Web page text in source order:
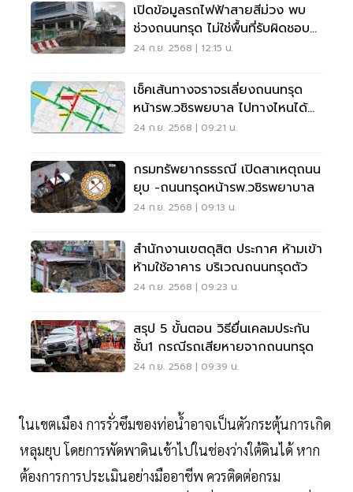
เปิดข้อมูลรถไฟฟ้าสายสีม่วง พบ
ช่วงถนนทรุด ไม่ใช่พื้นที่รับผิดชอบ
ซิโน-ไทย
24 ก.ย. 2568 | 12:15 น.
เช็คเส้นทางจราจรเลี่ยงถนนทรุด
หน้ารพ.วชิรพยบาล ไปทางไหนได้
บ้าง
24 ก.ย. 2568 | 09:21 น.
กรมทรัพยากรธรณี เปิดสาเหตุถนน
ยุบ -ถนนทรุดหน้ารพ.วชิรพยาบาล
24 ก.ย. 2568 | 09:13 น.
สำนักงานเขตดุสิต ประกาศ ห้ามเข้า
ห้ามใช้อาคาร บริเวณถนนทรุดตัว
24 ก.ย. 2568 | 09:23 น.
สรุป 5 ขั้นตอน วิธียื่นเคลมประกัน
ชั้น1 กรณีรถเสียหายจากถนนทรุด
24 ก.ย. 2568 | 09:39 น.
ในเขตเมือง การรั่วซึมของท่อน้ำอาจเป็นตัวกระตุ้นการเกิด
หลุมยุบ โดยการพัดพาดินเข้าไปในช่องว่างใต้ดินได้ หาก
ต้องการการประเมินอย่างมืออาชีพ ควรติดต่อกรม